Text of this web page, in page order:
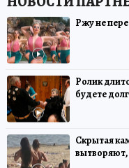
Ржу не
Ролик
будете
Скрытая
вытворяют,